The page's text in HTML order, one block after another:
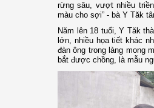
rừng sâu, vượt nhiều
màu cho sợi” - bà Y Tăk
Năm lên 18 tuổi, Y Tăk
lớn, nhiều họa tiết khác
đàn ông trong làng mong
bắt được chồng, là mẫu